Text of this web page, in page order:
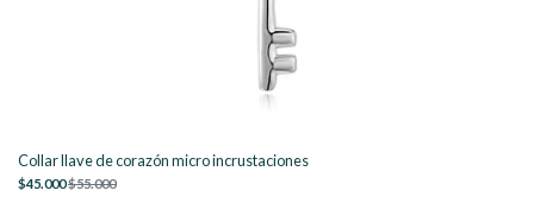
Collar llave de corazón micro incrustaciones
$45.000$55.000